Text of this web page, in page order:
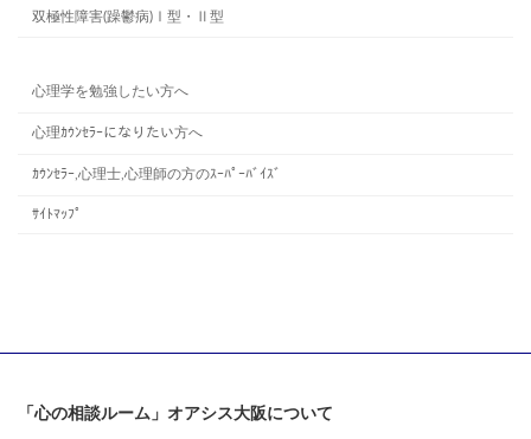
双極性障害(躁鬱病)Ⅰ型・Ⅱ型
心理学を勉強したい方へ
心理ｶｳﾝｾﾗｰになりたい方へ
ｶｳﾝｾﾗｰ,心理士,心理師の方のｽｰﾊﾟｰﾊﾞｲｽﾞ
ｻｲﾄﾏｯﾌﾟ
「心の相談ルーム」オアシス大阪について